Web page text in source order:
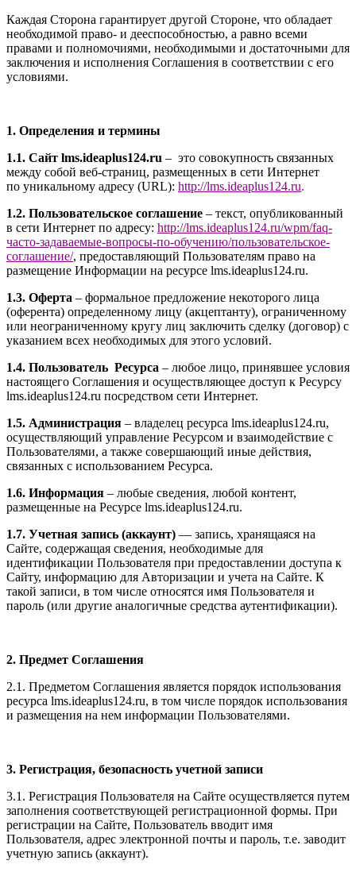
Каждая Сторона гарантирует другой Стороне, что обладает
необходимой право- и дееспособностью, а равно всеми
правами и полномочиями, необходимыми и достаточными для
заключения и исполнения Соглашения в соответствии с его
условиями.
1. Определения и термины
1.1. Сайт lms.ideaplus124.ru – это совокупность связанных
между собой веб-страниц, размещенных в сети Интернет
по уникальному адресу (URL): http://lms.ideaplus124.ru.
1.2. Пользовательское соглашение – текст, опубликованный
в сети Интернет по адресу: http://lms.ideaplus124.ru/wpm/faq-
часто-задаваемые-вопросы-по-обучению/пользовательское-
соглашение/, предоставляющий Пользователям право на
размещение Информации на ресурсе lms.ideaplus124.ru.
1.3. Оферта – формальное предложение некоторого лица
(оферента) определенному лицу (акцептанту), ограниченному
или неограниченному кругу лиц заключить сделку (договор) с
указанием всех необходимых для этого условий.
1.4. Пользователь Ресурса – любое лицо, принявшее условия
настоящего Соглашения и осуществляющее доступ к Ресурсу
lms.ideaplus124.ru посредством сети Интернет.
1.5. Администрация – владелец ресурса lms.ideaplus124.ru,
осуществляющий управление Ресурсом и взаимодействие с
Пользователями, а также совершающий иные действия,
связанных с использованием Ресурса.
1.6. Информация – любые сведения, любой контент,
размещенные на Ресурсе lms.ideaplus124.ru.
1.7. Учетная запись (аккаунт) — запись, хранящаяся на
Сайте, содержащая сведения, необходимые для
идентификации Пользователя при предоставлении доступа к
Сайту, информацию для Авторизации и учета на Сайте. К
такой записи, в том числе относятся имя Пользователя и
пароль (или другие аналогичные средства аутентификации).
2. Предмет Соглашения
2.1. Предметом Соглашения является порядок использования
ресурса lms.ideaplus124.ru, в том числе порядок использования
и размещения на нем информации Пользователями.
3. Регистрация, безопасность учетной записи
3.1. Регистрация Пользователя на Сайте осуществляется путем
заполнения соответствующей регистрационной формы. При
регистрации на Сайте, Пользователь вводит имя
Пользователя, адрес электронной почты и пароль, т.е. заводит
учетную запись (аккаунт).